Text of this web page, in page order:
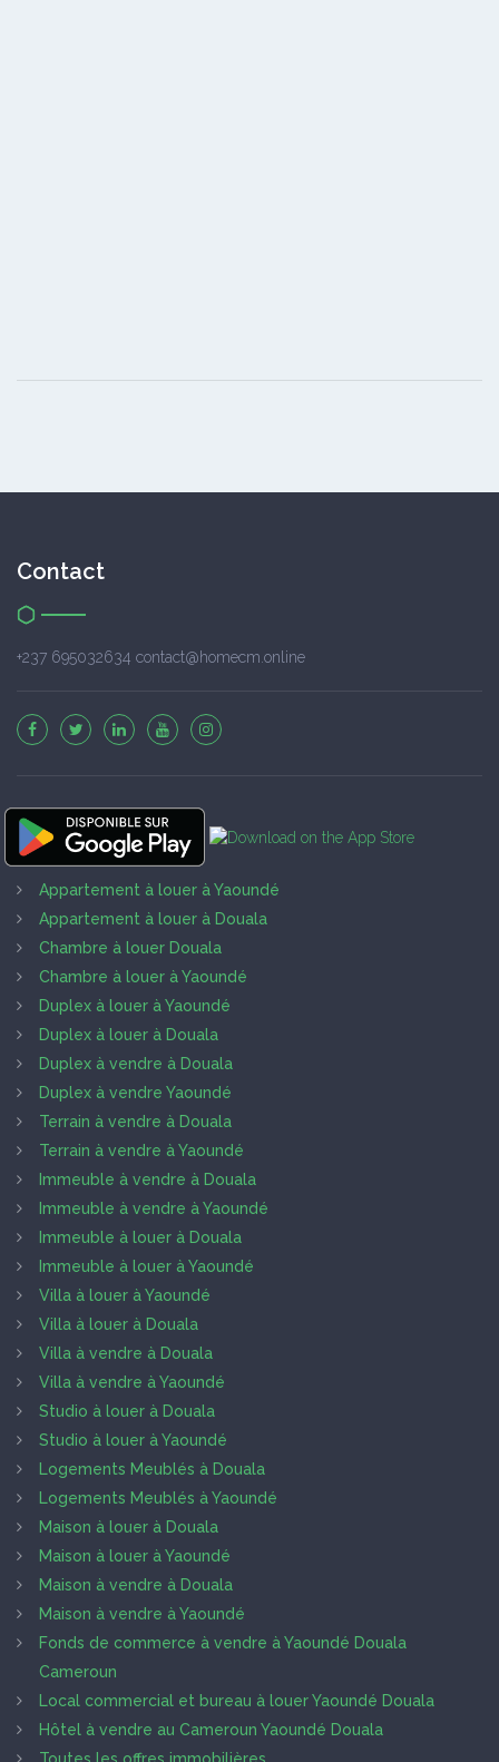
Contact
+237 695032634 contact@homecm.online
Appartement à louer à Yaoundé
Appartement à louer à Douala
Chambre à louer Douala
Chambre à louer à Yaoundé
Duplex à louer à Yaoundé
Duplex à louer à Douala
Duplex à vendre à Douala
Duplex à vendre Yaoundé
Terrain à vendre à Douala
Terrain à vendre à Yaoundé
Immeuble à vendre à Douala
Immeuble à vendre à Yaoundé
Immeuble à louer à Douala
Immeuble à louer à Yaoundé
Villa à louer à Yaoundé
Villa à louer à Douala
Villa à vendre à Douala
Villa à vendre à Yaoundé
Studio à louer à Douala
Studio à louer à Yaoundé
Logements Meublés à Douala
Logements Meublés à Yaoundé
Maison à louer à Douala
Maison à louer à Yaoundé
Maison à vendre à Douala
Maison à vendre à Yaoundé
Fonds de commerce à vendre à Yaoundé Douala
Cameroun
Local commercial et bureau à louer Yaoundé Douala
Hôtel à vendre au Cameroun Yaoundé Douala